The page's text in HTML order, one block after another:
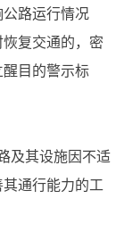
路运行情况
复交通的，密
目的警示标
及其设施因不适
通行能力的工